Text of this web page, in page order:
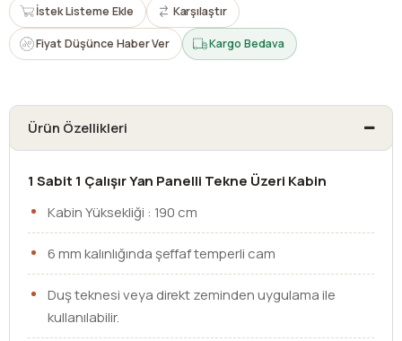
İstek Listeme Ekle Karşılaştır
Fiyat Düşünce Haber Ver Kargo Bedava
Ürün Özellikleri
1 Sabit 1 Çalışır Yan Panelli Tekne Üzeri Kabin
Kabin Yüksekliği : 190 cm
6 mm kalınlığında şeffaf temperli cam
Duş teknesi veya direkt zeminden uygulama ile
kullanılabilir.